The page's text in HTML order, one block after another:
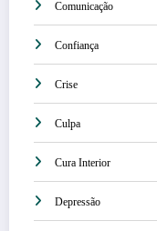
Comunicação
Confiança
Crise
Culpa
Cura Interior
Depressão